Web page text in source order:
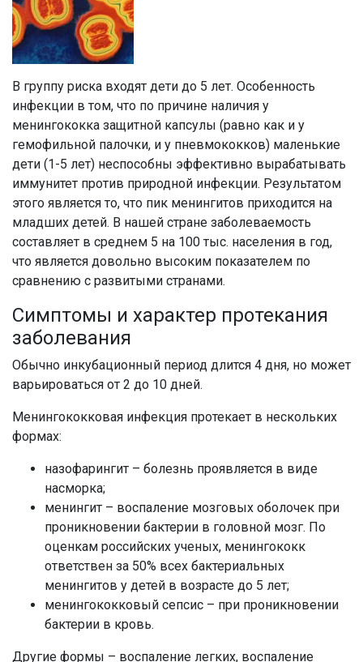
В группу риска входят дети до 5 лет. Особенность
инфекции в том, что по причине наличия у
менингококка защитной капсулы (равно как и у
гемофильной палочки, и у пневмококков) маленькие
дети (1-5 лет) неспособны эффективно вырабатывать
иммунитет против природной инфекции. Результатом
этого является то, что пик менингитов приходится на
младших детей. В нашей стране заболеваемость
составляет в среднем 5 на 100 тыс. населения в год,
что является довольно высоким показателем по
сравнению с развитыми странами.
Симптомы и характер протекания
заболевания
Обычно инкубационный период длится 4 дня, но может
варьироваться от 2 до 10 дней.
Менингококковая инфекция протекает в нескольких
формах:
назофарингит – болезнь проявляется в виде
насморка;
менингит – воспаление мозговых оболочек при
проникновении бактерии в головной мозг. По
оценкам российских ученых, менингококк
ответствен за 50% всех бактериальных
менингитов у детей в возрасте до 5 лет;
менингококковый сепсис – при проникновении
бактерии в кровь.
Другие формы – воспаление легких, воспаление